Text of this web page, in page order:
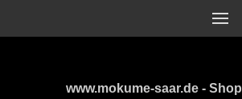
www.mokume-saar.de - Shop